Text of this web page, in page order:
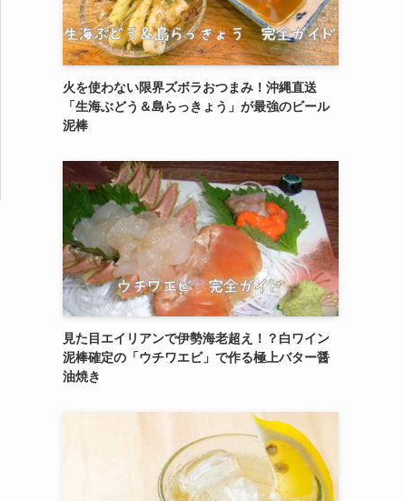
火を使わない限界ズボラおつまみ！沖縄直送
「生海ぶどう＆島らっきょう」が最強のビール
泥棒
見た目エイリアンで伊勢海老超え！？白ワイン
泥棒確定の「ウチワエビ」で作る極上バター醤
油焼き